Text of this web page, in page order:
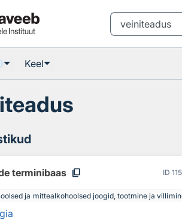
Keel
terminibaas content_copy ID
ja mittealkohoolsed joogid, tootmine ja